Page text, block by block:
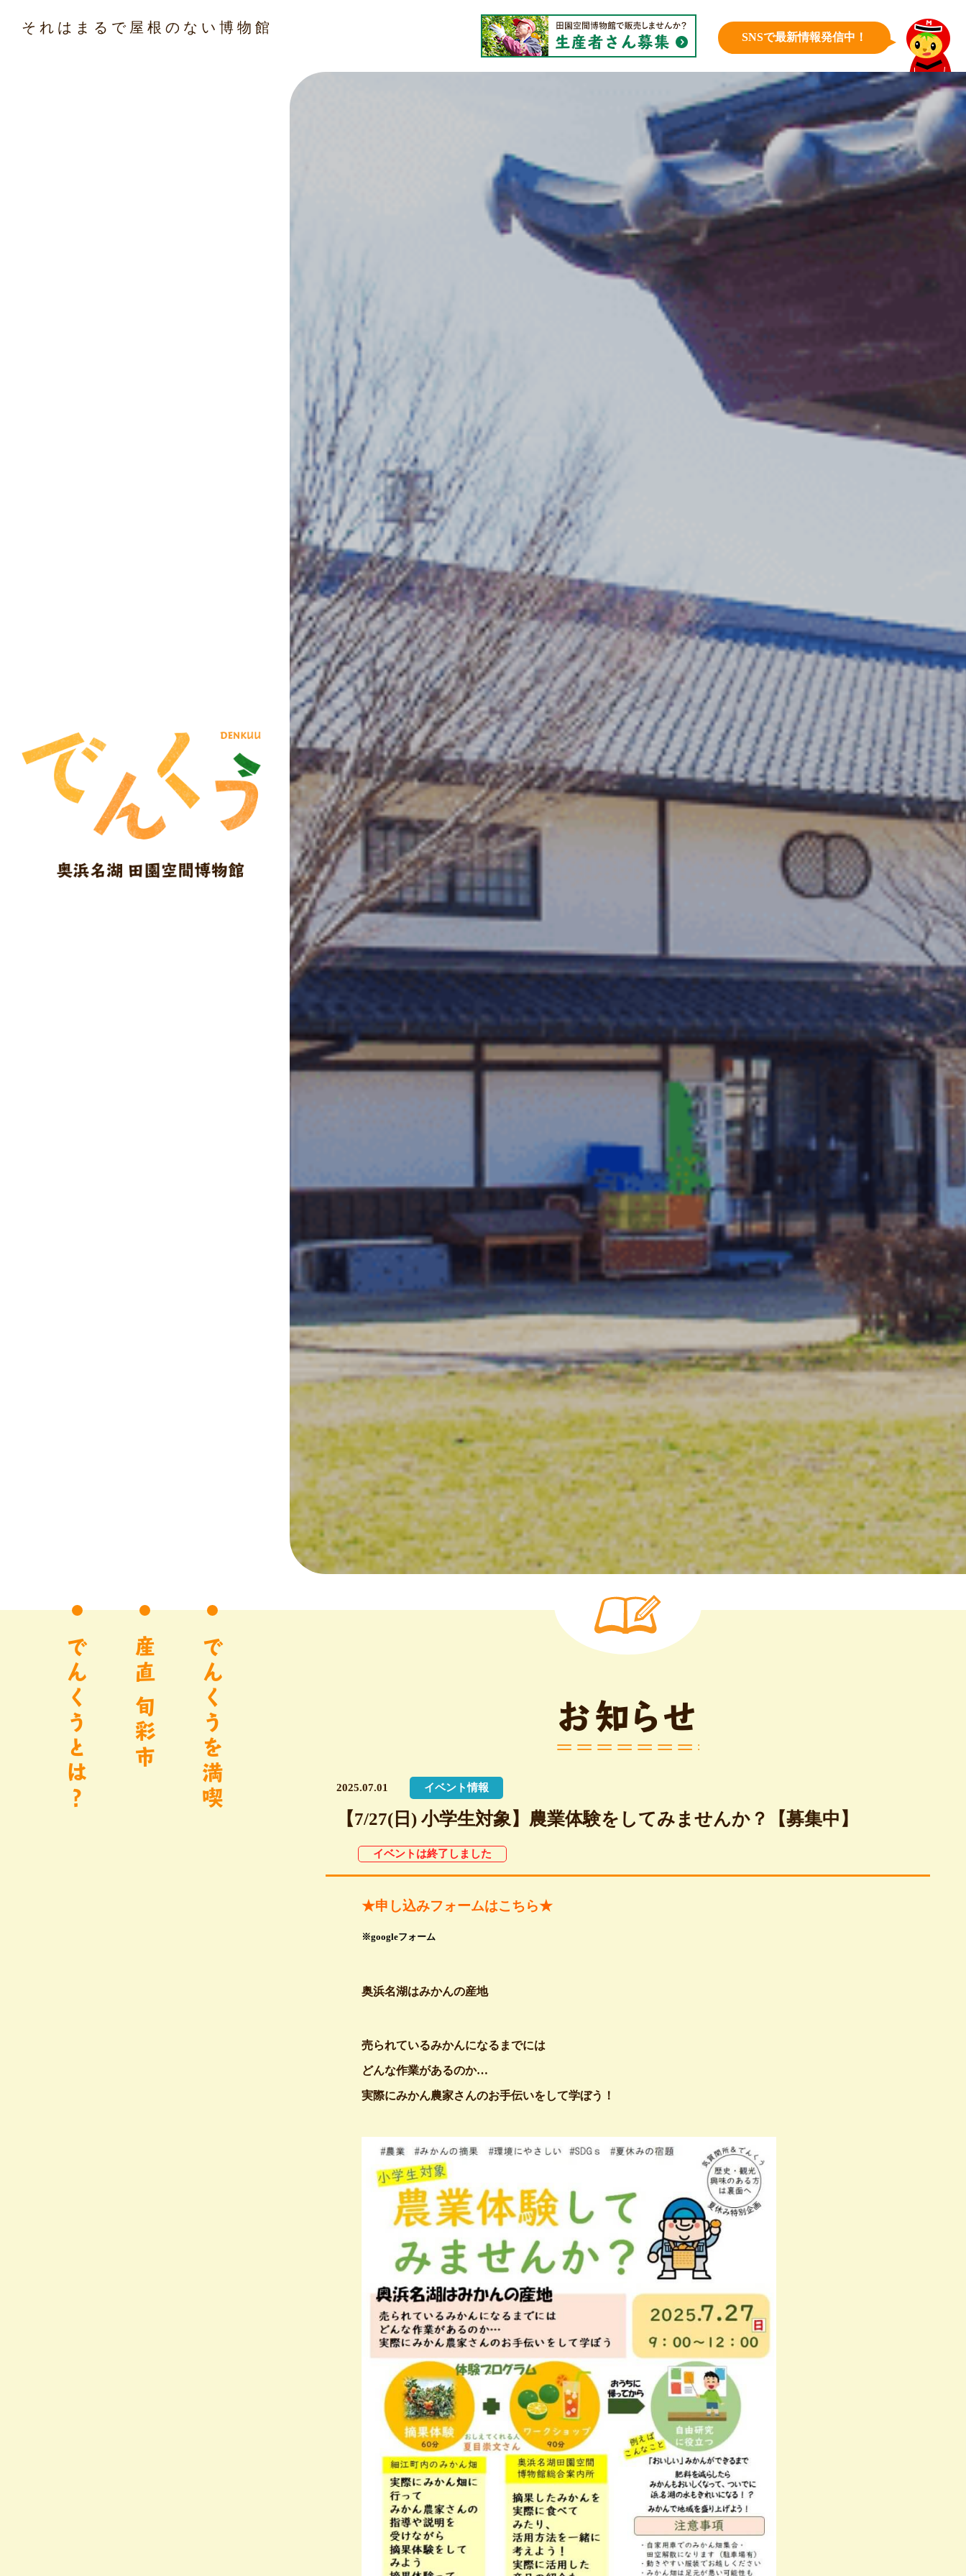
それはまるで屋根のない博物館
でんくうとは？ 産直 旬彩市 でんくうを満喫
SNSで最新情報発信中！
お知らせ
2025.07.01 イベント情報
【7/27(日) 小学生対象】農業体験をしてみませんか？【募集中】
イベントは終了しました
★申し込みフォームはこちら★
※googleフォーム
奥浜名湖はみかんの産地
売られているみかんになるまでには
どんな作業があるのか…
実際にみかん農家さんのお手伝いをして学ぼう！